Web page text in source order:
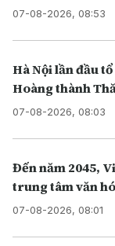
07-08-2026, 08:53
Hà Nội lần đầu
Hoàng thành
07-08-2026, 08:03
Đến năm 2045,
trung tâm văn
07-08-2026, 08:01